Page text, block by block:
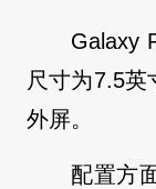
Galaxy
尺寸为7.5
外屏。
配置方